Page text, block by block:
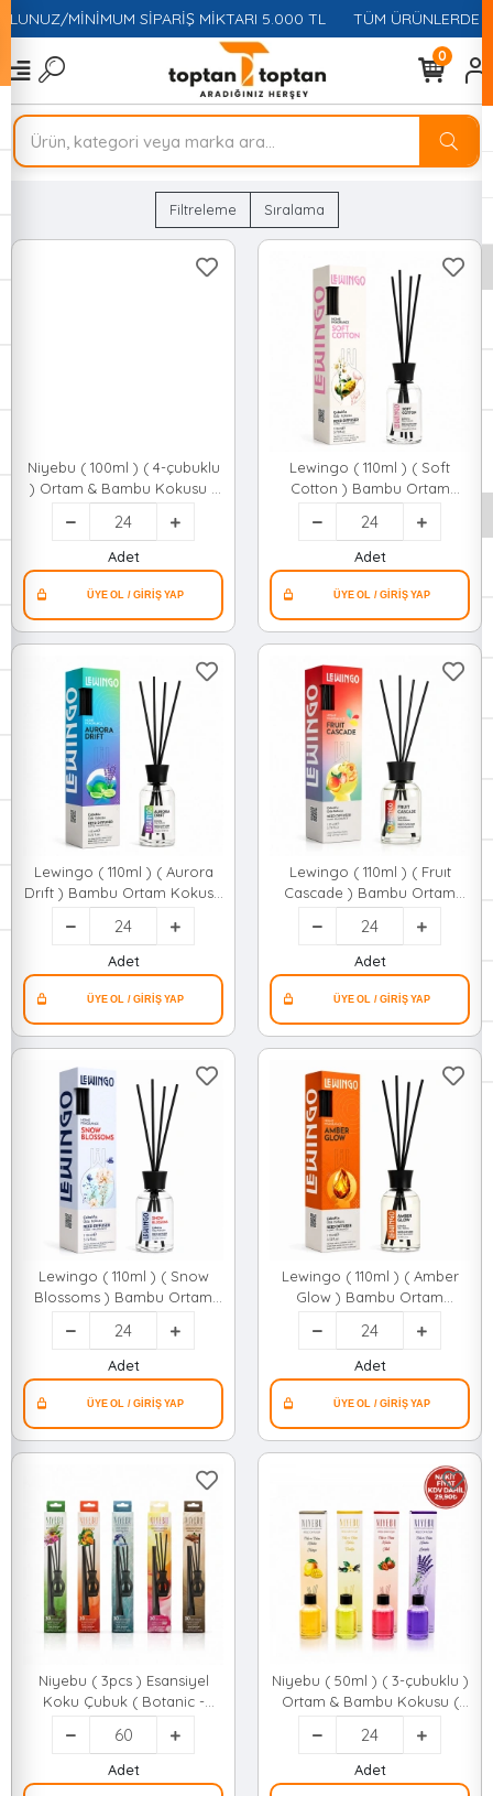
MİNİMUM SİPARİŞ MİKTARI 5.000 TL TÜM ÜRÜNLERDE
0
Filtreleme Sıralama
Niyebu ( 100ml ) ( 4-çubuklu
) Ortam & Bambu Kokusu (
Cam Şişe ) ( Mix Koku)*24x1
Adet
Lewingo ( 110ml ) ( Soft
Cotton ) Bambu Ortam
Kokusu ( Cam Şişe )*24=k
Adet
Lewingo ( 110ml ) ( Aurora
Drıft ) Bambu Ortam Kokusu
( Cam Şişe )*24=k
Adet
Lewingo ( 110ml ) ( Fruıt
Cascade ) Bambu Ortam
Kokusu ( Cam Şişe )*24=k
Adet
Lewingo ( 110ml ) ( Snow
Blossoms ) Bambu Ortam
Kokusu ( Cam Şişe )*24=k
Adet
Lewingo ( 110ml ) ( Amber
Glow ) Bambu Ortam
Kokusu ( Cam Şişe )*24=k
Adet
Niyebu ( 3pcs ) Esansiyel
Koku Çubuk ( Botanic -
Sandal - Deniz Esinti -
Mango - Buble Gum )*60x1
Adet
Niyebu ( 50ml ) ( 3-çubuklu )
Ortam & Bambu Kokusu (
Cam Şişe ) ( Mix Koku)*24x1
Adet